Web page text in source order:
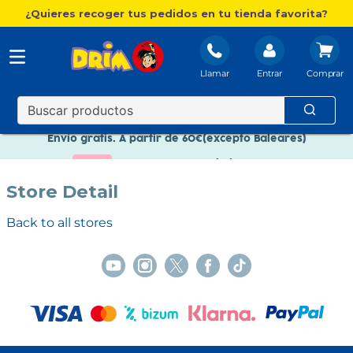
¿Quieres recoger tus pedidos en tu tienda favorita?
Llamar Entrar
Nuevo catálogo Aire Libre
Envío gratis. A partir de 60€(excepto Baleares)
Paga en 3 plazos sin intereses
Nuevo catálogo Aire Libre
Store Detail
Back to all stores